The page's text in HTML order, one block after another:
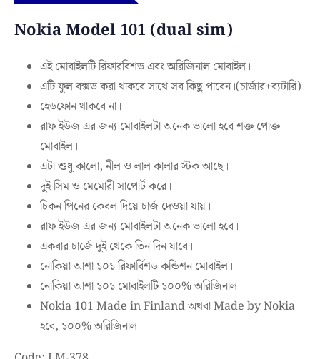
Nokia Model 101 (dual sim)
এই মোবাইলটি রিফারবিশড এবং অরিজিনাল মোবাইল।
এটি ফুল বক্সড করা থাকবে সাথে সব কিছু পাবেন।(চার্জার+ব্যটারি)
হেডফোন থাকবে না।
রাফ ইউজ এর জন্য মোবাইলটা অনেক ভালো হবে শক্ত পোক্ত
মোবাইল।
এটা শুধু কালো, নীল ও লাল কালার স্টক আছে।
দুই সিম ও মেমোরী সাপোর্ট করে।
চিকন পিনের কেবল দিয়ে চার্জ দেওয়া যায়।
রাফ ইউজ এর জন্য মোবাইলটা অনেক ভালো হবে।
একবার চার্জে দুই থেকে তিন দিন যাবে।
নোকিয়া আশা ১০১ রিফার্বিশড কন্ডিশন মোবাইল।
নোকিয়া আশা ১০১ মোবাইলটি ১০০% অরিজিনাল।
Nokia 101 Made in Finland অথবা Made by Nokia
হবে, ১০০% অরিজিনাল।